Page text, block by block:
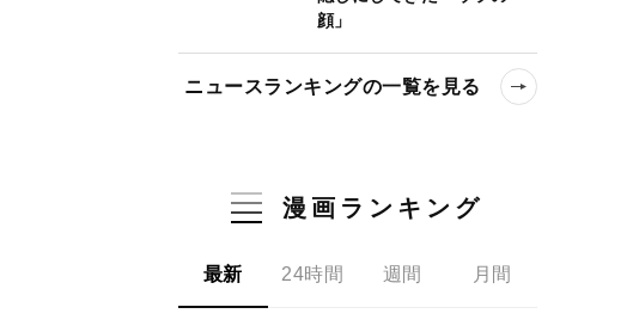
顔」
ニュースランキングの一覧を見る
漫画ランキング
最新 24時間 週間 月間